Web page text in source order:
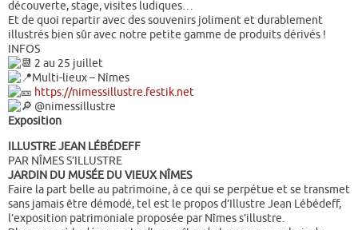
découverte, stage, visites ludiques…
Et de quoi repartir avec des souvenirs joliment et durablement
illustrés bien sûr avec notre petite gamme de produits dérivés !
INFOS
2 au 25 juillet
Multi-lieux – Nîmes
https://nimessillustre.festik.net
@nimessillustre
Exposition
ILLUSTRE JEAN LÉBÉDEFF
PAR NÎMES S’ILLUSTRE
JARDIN DU MUSÉE DU VIEUX NÎMES
Faire la part belle au patrimoine, à ce qui se perpétue et se transmet
sans jamais être démodé, tel est le propos d’Illustre Jean Lébédeff,
l’exposition patrimoniale proposée par Nîmes s’illustre.